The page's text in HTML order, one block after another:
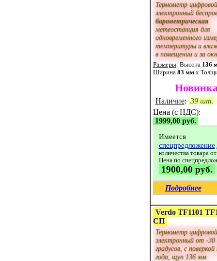
Термометр цифровой
электронный
барометрическая
метеостанция для
одновременного
температуры и
в помещении и за
Размеры: Высота 136
Ширина 83 ммx
Наличие: 39 шт.
Цена (с НДС):
1999,00 руб.
Имеется
спецпредложение
количества товара
Цена по
1900,00 руб.
Подробнее
Verdo TF1101
СП
Термометр цифровой
электронный от -30
градусов, с поверкой
года, щуп 136 мм